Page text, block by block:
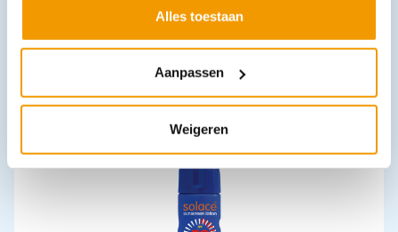
Alles toestaan
Aanpassen
Weigeren
Nitril handschoenen kleur Zwart in 4 maten
€9,62 incl. btw
7.95 excl. btw